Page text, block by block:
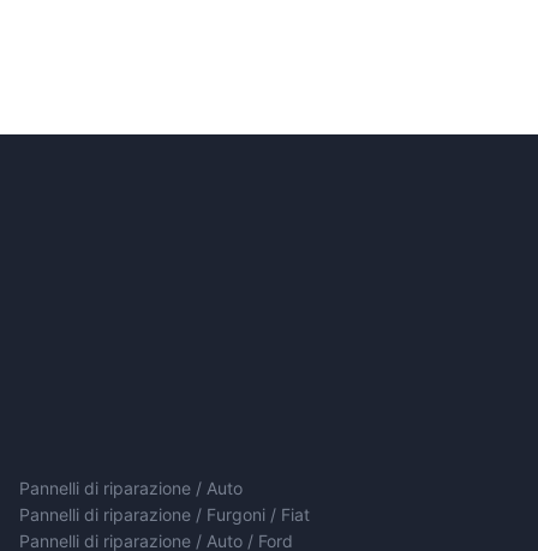
Pannelli di riparazione / Auto
Pannelli di riparazione / Furgoni / Fiat
Pannelli di riparazione / Auto / Ford